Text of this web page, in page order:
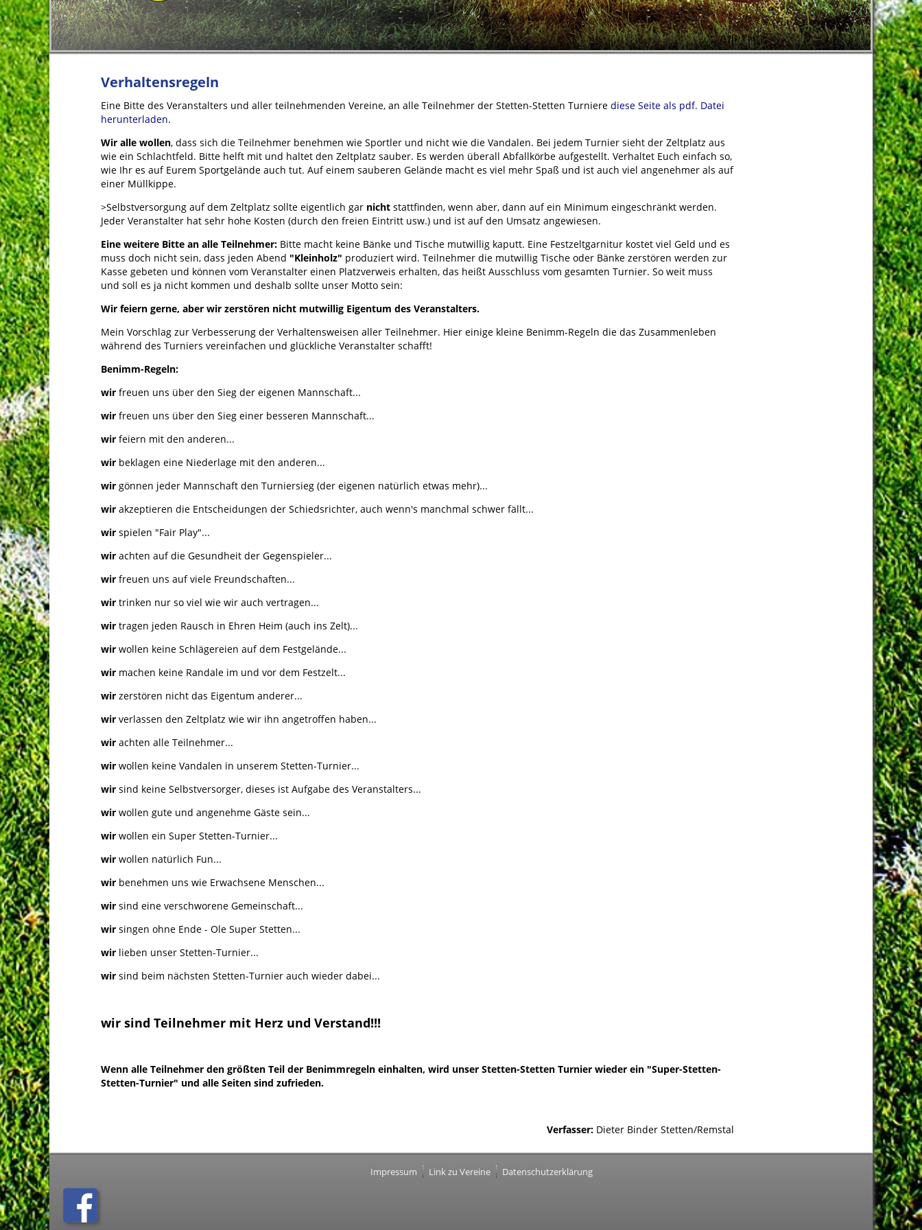
Verhaltensregeln
Eine Bitte des Veranstalters und aller teilnehmenden Vereine, an alle Teilnehmer der Stetten-Stetten Turniere diese Seite als pdf. Datei
herunterladen.
Wir alle wollen, dass sich die Teilnehmer benehmen wie Sportler und nicht wie die Vandalen. Bei jedem Turnier sieht der Zeltplatz aus
wie ein Schlachtfeld. Bitte helft mit und haltet den Zeltplatz sauber. Es werden überall Abfallkörbe aufgestellt. Verhaltet Euch einfach so,
wie Ihr es auf Eurem Sportgelände auch tut. Auf einem sauberen Gelände macht es viel mehr Spaß und ist auch viel angenehmer als auf
einer Müllkippe.
>Selbstversorgung auf dem Zeltplatz sollte eigentlich gar nicht stattfinden, wenn aber, dann auf ein Minimum eingeschränkt werden.
Jeder Veranstalter hat sehr hohe Kosten (durch den freien Eintritt usw.) und ist auf den Umsatz angewiesen.
Eine weitere Bitte an alle Teilnehmer: Bitte macht keine Bänke und Tische mutwillig kaputt. Eine Festzeltgarnitur kostet viel Geld und es
muss doch nicht sein, dass jeden Abend "Kleinholz" produziert wird. Teilnehmer die mutwillig Tische oder Bänke zerstören werden zur
Kasse gebeten und können vom Veranstalter einen Platzverweis erhalten, das heißt Ausschluss vom gesamten Turnier. So weit muss
und soll es ja nicht kommen und deshalb sollte unser Motto sein:
Wir feiern gerne, aber wir zerstören nicht mutwillig Eigentum des Veranstalters.
Mein Vorschlag zur Verbesserung der Verhaltensweisen aller Teilnehmer. Hier einige kleine Benimm-Regeln die das Zusammenleben
während des Turniers vereinfachen und glückliche Veranstalter schafft!
Benimm-Regeln:
wir freuen uns über den Sieg der eigenen Mannschaft...
wir freuen uns über den Sieg einer besseren Mannschaft...
wir feiern mit den anderen...
wir beklagen eine Niederlage mit den anderen...
wir gönnen jeder Mannschaft den Turniersieg (der eigenen natürlich etwas mehr)...
wir akzeptieren die Entscheidungen der Schiedsrichter, auch wenn's manchmal schwer fällt...
wir spielen "Fair Play"...
wir achten auf die Gesundheit der Gegenspieler...
wir freuen uns auf viele Freundschaften...
wir trinken nur so viel wie wir auch vertragen...
wir tragen jeden Rausch in Ehren Heim (auch ins Zelt)...
wir wollen keine Schlägereien auf dem Festgelände...
wir machen keine Randale im und vor dem Festzelt...
wir zerstören nicht das Eigentum anderer...
wir verlassen den Zeltplatz wie wir ihn angetroffen haben...
wir achten alle Teilnehmer...
wir wollen keine Vandalen in unserem Stetten-Turnier...
wir sind keine Selbstversorger, dieses ist Aufgabe des Veranstalters...
wir wollen gute und angenehme Gäste sein...
wir wollen ein Super Stetten-Turnier...
wir wollen natürlich Fun...
wir benehmen uns wie Erwachsene Menschen...
wir sind eine verschworene Gemeinschaft...
wir singen ohne Ende - Ole Super Stetten...
wir lieben unser Stetten-Turnier...
wir sind beim nächsten Stetten-Turnier auch wieder dabei...
wir sind Teilnehmer mit Herz und Verstand!!!
Wenn alle Teilnehmer den größten Teil der Benimmregeln einhalten, wird unser Stetten-Stetten Turnier wieder ein "Super-Stetten-
Stetten-Turnier" und alle Seiten sind zufrieden.
Verfasser: Dieter Binder Stetten/Remstal
Impressum Link zu Vereine Datenschutzerklärung